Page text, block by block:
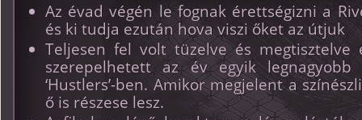
Az évad végén le fognak érettségizni a
és ki tudja ezután hova viszi őket az útjuk
Teljesen fel volt tüzelve és megtisztelve
szerepelhetett az év egyik
‘Hustlers’-ben. Amikor megjelent a
ő is részese lesz.